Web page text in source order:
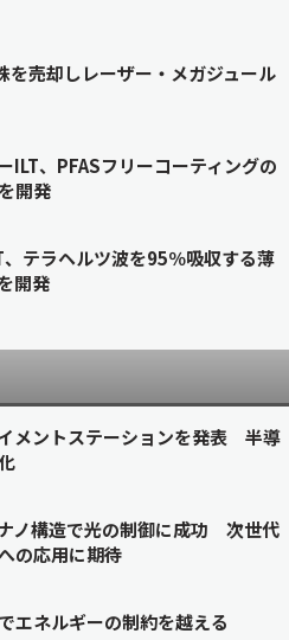
売却しレーザー・メガジュール
ILT、PFASフリーコーティングの
開発
テラヘルツ波を95％吸収する薄
開発
メントステーションを発表 半導
ノ構造で光の制御に成功 次世代
の応用に期待
エネルギーの制約を越える